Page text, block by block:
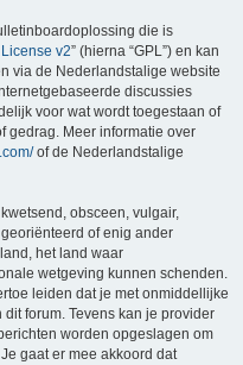
die is
v2” (hierna “GPL”) en kan
via de Nederlandstalige website
discussies
voor wat wordt toegestaan of
gedrag. Meer informatie over
of de Nederlandstalige
obsceen, vulgair,
of enig ander
het land waar
wetgeving kunnen schenden.
leiden dat je met onmiddellijke
forum. Tevens kan je provider
worden opgeslagen om
gaat er mee akkoord dat